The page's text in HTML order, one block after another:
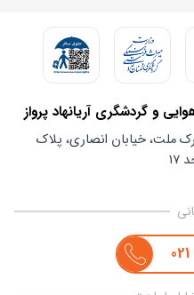
و گردشگری آریانهاد پرواز
ملت، خیابان انصاری، پلاک
021